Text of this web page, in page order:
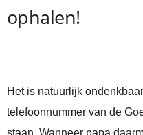
ophalen!
Het is natuurlijk
telefoonnummer van de